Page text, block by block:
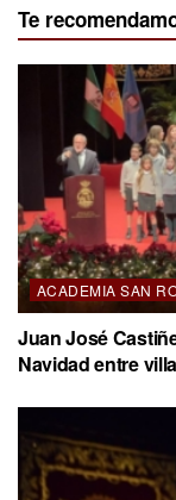
Te
ACADEMIA SAN
Juan José
Navidad entre